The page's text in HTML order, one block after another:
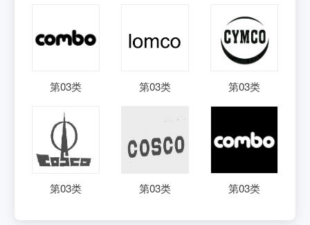
第03类 第03类 第03类
第03类 第03类 第03类